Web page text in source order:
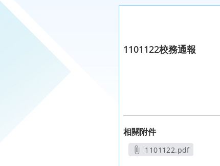
1101122校務通報
相關附件
1101122.pdf